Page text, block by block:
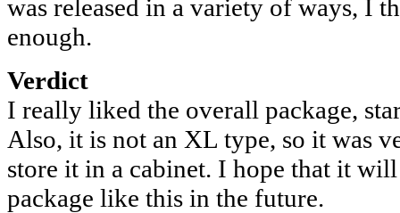
was released in a variety of ways, I
enough.
Verdict
I really liked the overall package,
Also, it is not an XL type, so it was
store it in a cabinet. I hope that it
package like this in the future.